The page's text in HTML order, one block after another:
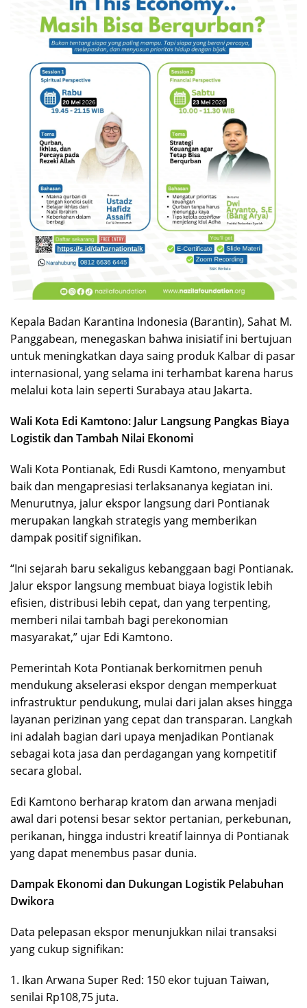
Kepala Badan Karantina Indonesia (Barantin), Sahat M.
Panggabean, menegaskan bahwa inisiatif ini bertujuan
untuk meningkatkan daya saing produk Kalbar di pasar
internasional, yang selama ini terhambat karena harus
melalui kota lain seperti Surabaya atau Jakarta.
Wali Kota Edi Kamtono: Jalur Langsung Pangkas Biaya
Logistik dan Tambah Nilai Ekonomi
Wali Kota Pontianak, Edi Rusdi Kamtono, menyambut
baik dan mengapresiasi terlaksananya kegiatan ini.
Menurutnya, jalur ekspor langsung dari Pontianak
merupakan langkah strategis yang memberikan
dampak positif signifikan.
“Ini sejarah baru sekaligus kebanggaan bagi Pontianak.
Jalur ekspor langsung membuat biaya logistik lebih
efisien, distribusi lebih cepat, dan yang terpenting,
memberi nilai tambah bagi perekonomian
masyarakat,” ujar Edi Kamtono.
Pemerintah Kota Pontianak berkomitmen penuh
mendukung akselerasi ekspor dengan memperkuat
infrastruktur pendukung, mulai dari jalan akses hingga
layanan perizinan yang cepat dan transparan. Langkah
ini adalah bagian dari upaya menjadikan Pontianak
sebagai kota jasa dan perdagangan yang kompetitif
secara global.
Edi Kamtono berharap kratom dan arwana menjadi
awal dari potensi besar sektor pertanian, perkebunan,
perikanan, hingga industri kreatif lainnya di Pontianak
yang dapat menembus pasar dunia.
Dampak Ekonomi dan Dukungan Logistik Pelabuhan
Dwikora
Data pelepasan ekspor menunjukkan nilai transaksi
yang cukup signifikan:
1. Ikan Arwana Super Red: 150 ekor tujuan Taiwan,
senilai Rp108,75 juta.